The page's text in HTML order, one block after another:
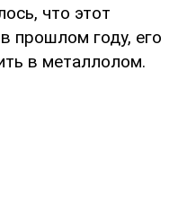
что этот
прошлом году, его
в металлолом.